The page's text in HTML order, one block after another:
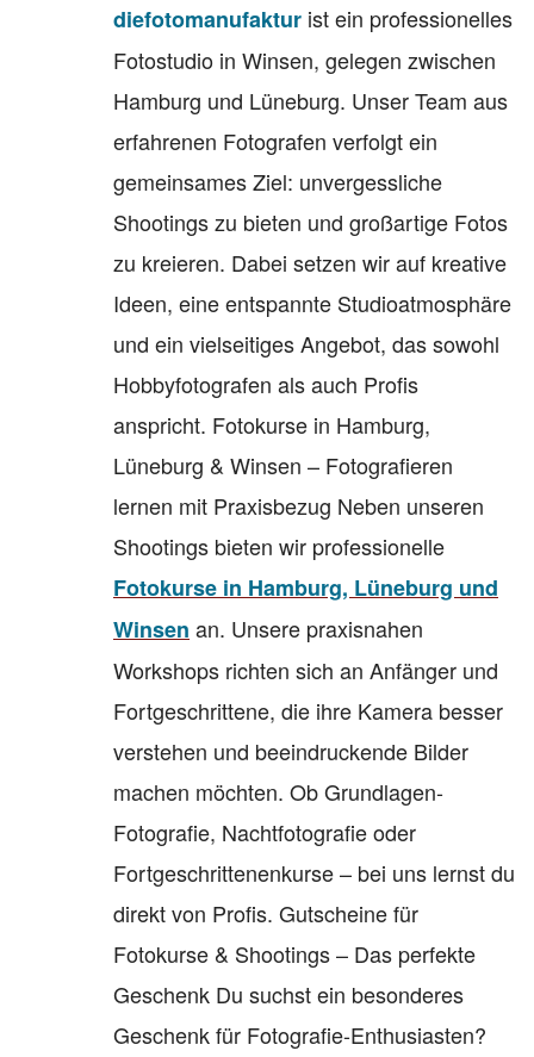
diefotomanufaktur ist ein professionelles
Fotostudio in Winsen, gelegen zwischen
Hamburg und Lüneburg. Unser Team aus
erfahrenen Fotografen verfolgt ein
gemeinsames Ziel: unvergessliche
Shootings zu bieten und großartige Fotos
zu kreieren. Dabei setzen wir auf kreative
Ideen, eine entspannte Studioatmosphäre
und ein vielseitiges Angebot, das sowohl
Hobbyfotografen als auch Profis
anspricht. Fotokurse in Hamburg,
Lüneburg & Winsen – Fotografieren
lernen mit Praxisbezug Neben unseren
Shootings bieten wir professionelle
Fotokurse in Hamburg, Lüneburg und
Winsen an. Unsere praxisnahen
Workshops richten sich an Anfänger und
Fortgeschrittene, die ihre Kamera besser
verstehen und beeindruckende Bilder
machen möchten. Ob Grundlagen-
Fotografie, Nachtfotografie oder
Fortgeschrittenenkurse – bei uns lernst du
direkt von Profis. Gutscheine für
Fotokurse & Shootings – Das perfekte
Geschenk Du suchst ein besonderes
Geschenk für Fotografie-Enthusiasten?